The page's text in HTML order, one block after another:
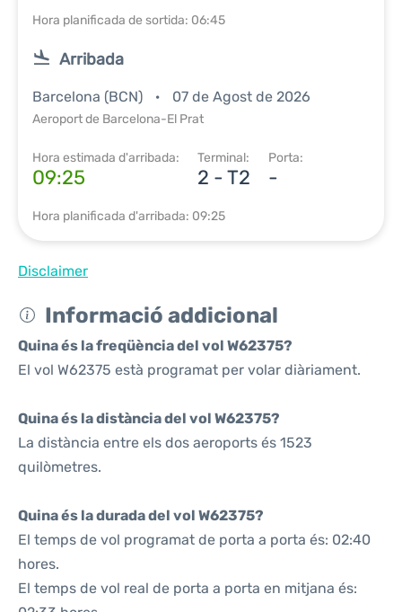
Hora planificada de sortida: 06:45
Arribada
Barcelona (BCN) 07 de Agost de 2026
Aeroport de Barcelona-El Prat
Hora estimada d'arribada:
09:25
Terminal:
2 - T2
Porta:
-
Hora planificada d'arribada: 09:25
Disclaimer
Informació addicional
Quina és la freqüència del vol W62375?
El vol W62375 està programat per volar diàriament.
Quina és la distància del vol W62375?
La distància entre els dos aeroports és 1523
quilòmetres.
Quina és la durada del vol W62375?
El temps de vol programat de porta a porta és: 02:40
hores.
El temps de vol real de porta a porta en mitjana és: